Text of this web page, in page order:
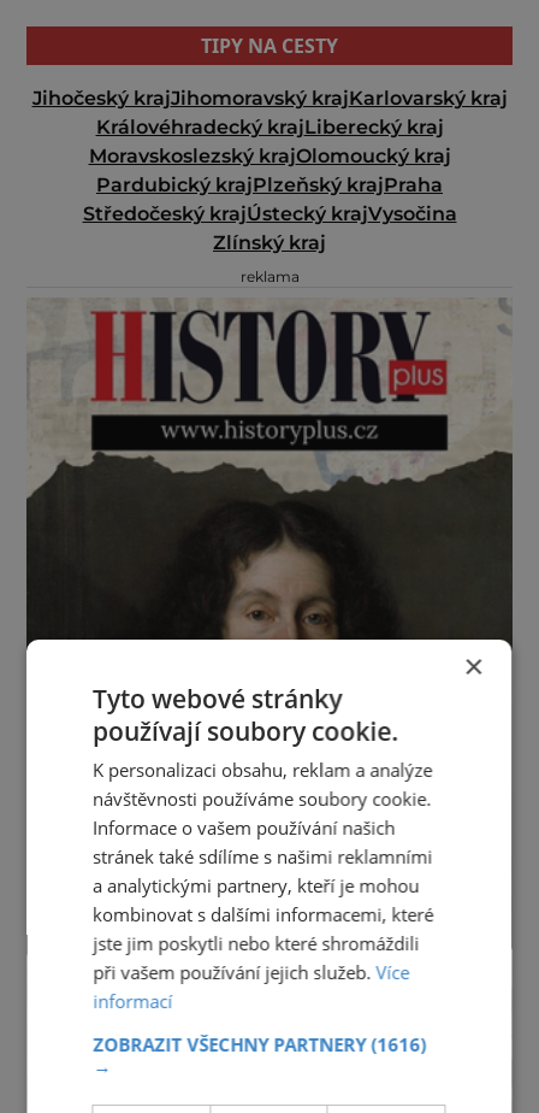
TIPY NA CESTY
Jihočeský krajJihomoravský krajKarlovarský kraj
Královéhradecký krajLiberecký kraj
Moravskoslezský krajOlomoucký kraj
Pardubický krajPlzeňský krajPraha
Středočeský krajÚstecký krajVysočina
Zlínský kraj
reklama
×
Tyto webové stránky
používají soubory cookie.
K personalizaci obsahu, reklam a analýze
návštěvnosti používáme soubory cookie.
Informace o vašem používání našich
stránek také sdílíme s našimi reklamními
a analytickými partnery, kteří je mohou
kombinovat s dalšími informacemi, které
jste jim poskytli nebo které shromáždili
při vašem používání jejich služeb.Více
informací
ZOBRAZIT VŠECHNY PARTNERY(1616)
→